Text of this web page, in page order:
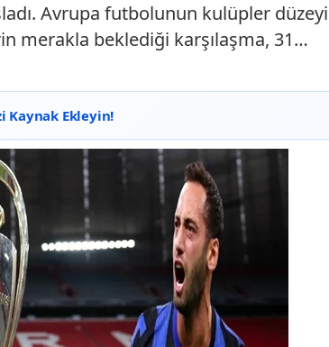
Avrupa futbolunun kulüpler
merakla beklediği karşılaşma, 31…
Kaynak Ekleyin!